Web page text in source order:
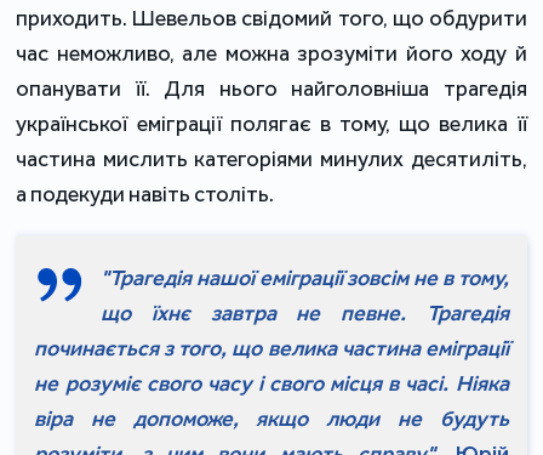
приходить. Шевельов свідомий того, що обдурити
час неможливо, але можна зрозуміти його ходу й
опанувати її. Для нього найголовніша трагедія
української еміграції полягає в тому, що велика її
частина мислить категоріями минулих десятиліть,
а подекуди навіть століть.
"Трагедія нашої еміграції зовсім не в тому,
що їхнє завтра не певне. Трагедія
починається з того, що велика частина еміграції
не розуміє свого часу і свого місця в часі. Ніяка
віра не допоможе, якщо люди не будуть